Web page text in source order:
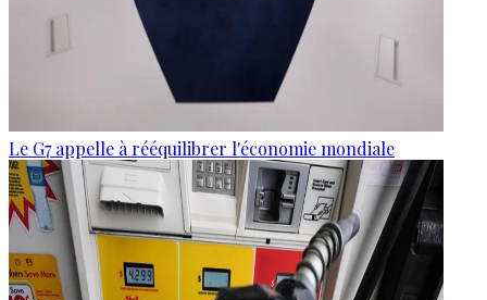
Le G7 appelle à rééquilibrer l'économie mondiale